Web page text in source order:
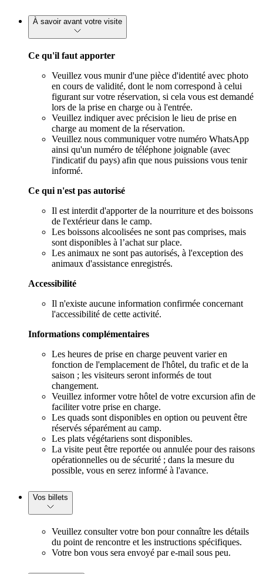
À savoir avant votre visite
Ce qu'il faut apporter
Veuillez vous munir d'une pièce d'identité avec photo
en cours de validité, dont le nom correspond à celui
figurant sur votre réservation, si cela vous est demandé
lors de la prise en charge ou à l'entrée.
Veuillez indiquer avec précision le lieu de prise en
charge au moment de la réservation.
Veuillez nous communiquer votre numéro WhatsApp
ainsi qu'un numéro de téléphone joignable (avec
l'indicatif du pays) afin que nous puissions vous tenir
informé.
Ce qui n'est pas autorisé
Il est interdit d'apporter de la nourriture et des boissons
de l'extérieur dans le camp.
Les boissons alcoolisées ne sont pas comprises, mais
sont disponibles à l’achat sur place.
Les animaux ne sont pas autorisés, à l'exception des
animaux d'assistance enregistrés.
Accessibilité
Il n'existe aucune information confirmée concernant
l'accessibilité de cette activité.
Informations complémentaires
Les heures de prise en charge peuvent varier en
fonction de l'emplacement de l'hôtel, du trafic et de la
saison ; les visiteurs seront informés de tout
changement.
Veuillez informer votre hôtel de votre excursion afin de
faciliter votre prise en charge.
Les quads sont disponibles en option ou peuvent être
réservés séparément au camp.
Les plats végétariens sont disponibles.
La visite peut être reportée ou annulée pour des raisons
opérationnelles ou de sécurité ; dans la mesure du
possible, vous en serez informé à l'avance.
Vos billets
Veuillez consulter votre bon pour connaître les détails
du point de rencontre et les instructions spécifiques.
Votre bon vous sera envoyé par e-mail sous peu.